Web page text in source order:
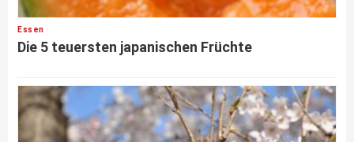
Essen
Die 5 teuersten japanischen Früchte